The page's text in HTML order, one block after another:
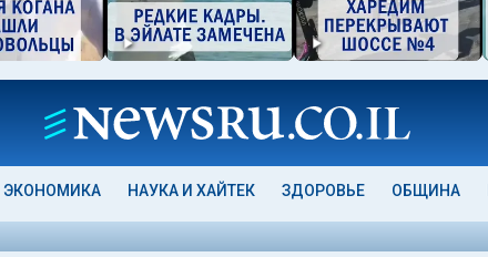
ЭКОНОМИКА НАУКА И ХАЙТЕК ЗДОРОВЬЕ ОБЩИНА